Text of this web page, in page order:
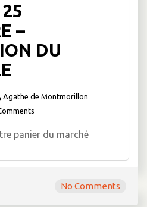
–
DU
Agathe de Montmorillon
panier du marché
No Comments